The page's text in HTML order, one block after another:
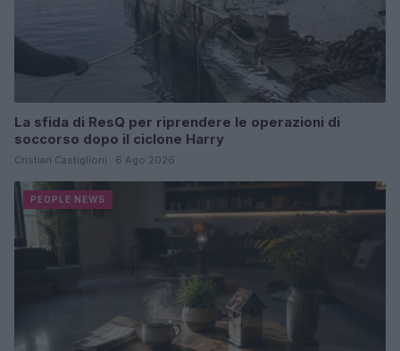
La sfida di ResQ per riprendere le operazioni di
soccorso dopo il ciclone Harry
Cristian Castiglioni · 6 Ago 2026
PEOPLE NEWS